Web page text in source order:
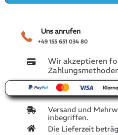
+49 155 651 034 80
Uns anrufen
Wir akzeptieren
Versand und
inbegriffen.
Die Lieferzeit